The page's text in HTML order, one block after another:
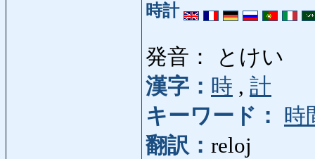
時計
発音： とけい
漢字： 時 , 計
キーワード：
時
翻訳： reloj